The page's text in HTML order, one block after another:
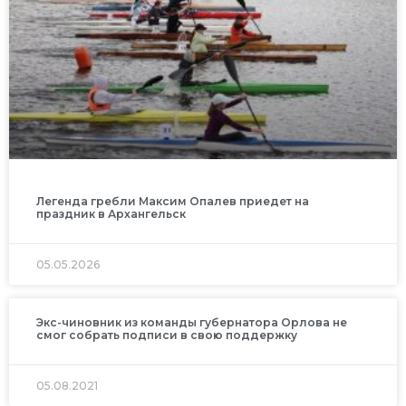
Легенда гребли Максим Опалев приедет на
праздник в Архангельск
05.05.2026
Экс-чиновник из команды губернатора Орлова не
смог собрать подписи в свою поддержку
05.08.2021